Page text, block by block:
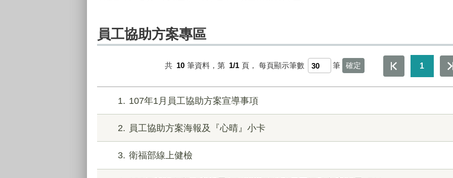
員工協助方案專區
共 10 筆資料，第 1/1 頁， 每頁顯示筆數 筆 1
1 107年1月員工協助方案宣導事項
2 員工協助方案海報及『心晴』小卡
3 衛福部線上健檢